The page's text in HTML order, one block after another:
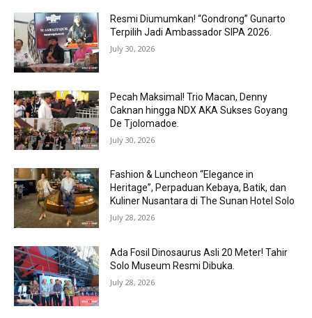
Resmi Diumumkan! “Gondrong” Gunarto
Terpilih Jadi Ambassador SIPA 2026.
July 30, 2026
Pecah Maksimal! Trio Macan, Denny
Caknan hingga NDX AKA Sukses Goyang
De Tjolomadoe.
July 30, 2026
Fashion & Luncheon “Elegance in
Heritage”, Perpaduan Kebaya, Batik, dan
Kuliner Nusantara di The Sunan Hotel Solo
July 28, 2026
Ada Fosil Dinosaurus Asli 20 Meter! Tahir
Solo Museum Resmi Dibuka.
July 28, 2026